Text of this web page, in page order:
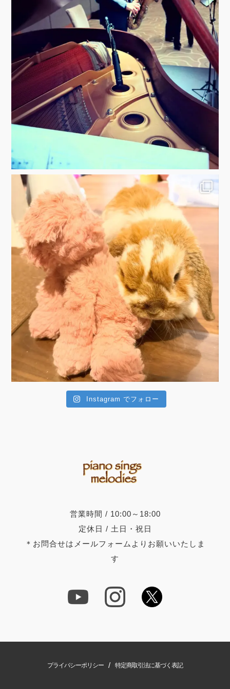
営業時間 / 10:00～18:00
定休日 / 土日・祝日
＊お問合せはメールフォームよりお願いいたしま
す
Instagram でフォロー
プライバシーポリシー / 特定商取引法に基づく表記